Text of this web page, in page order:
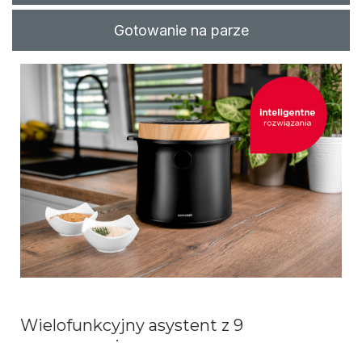
Gotowanie na parze
Wielofunkcyjny asystent z 9